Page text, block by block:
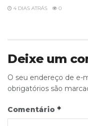
4 DIAS ATRÁS 0
Deixe um
O seu endereço de e-
obrigatórios são
Comentário *